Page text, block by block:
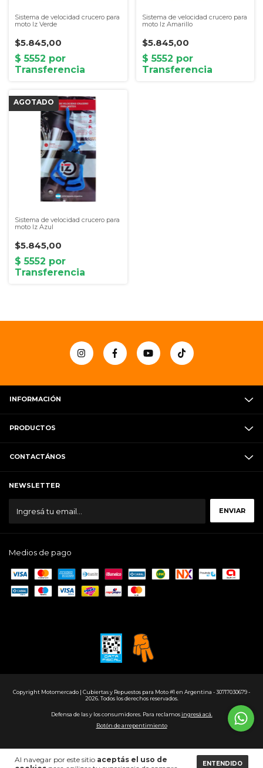
Al navegar por este sitio aceptás el uso de
ENTENDIDO
Sistema de velocidad crucero para
moto Iz Verde
$5.845,00
Sistema de velocidad crucero para
moto Iz Amarillo
$5.845,00
Sistema de velocidad crucero para
moto Iz Azul
$5.845,00
INFORMACIÓN
PRODUCTOS
CONTACTÁNOS
NEWSLETTER
Medios de pago
Copyright Motomercado | Cubiertas y Repuestos para Moto #1 en Argentina - 30717030679 -
2026. Todos los derechos reservados.
Defensa de las y los consumidores. Para reclamos ingresá acá.
Botón de arrepentimiento